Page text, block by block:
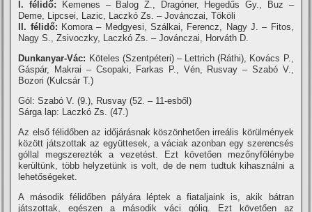
I. félidő: Kemenes – Balog Z., Dragóner, Hegedűs Gy., Buz –
Deme, Lipcsei, Lazic, Laczkó Zs. – Jovánczai, Tököli
II. félidő: Komora – Medgyesi, Szálkai, Ferencz, Nagy J. – Fitos,
Nagy S., Zsivoczky, Laczkó Zs. – Jovánczai, Horváth D.
Dunkanyar-Vác: Köteles (Szentpéteri) – Lettrich (Ráthi), Kovács P.,
Gáspár, Makrai – Csopaki, Farkas P., Vén, Rusvay – Szabó V.,
Bozori (Kulcsár T.)
Gól: Szabó V. (9.), Rusvay (52. – 11-esből)
Sárga lap: Laczkó Zs. (47.)
Az első félidőben az időjárásnak köszönhetően irreális körülmények
között játszottak az együttesek, a váciak azonban egy szerencsés
góllal megszerezték a vezetést. Ezt követően mezőnyfölénybe
kerültünk, több helyzetünk is volt, de de nem tudtuk kihasználni a
lehetőségeket.
A második félidőben pályára léptek a fiataljaink is, akik bátran
játszottak, egészen a második váci gólig. Ezt követően az